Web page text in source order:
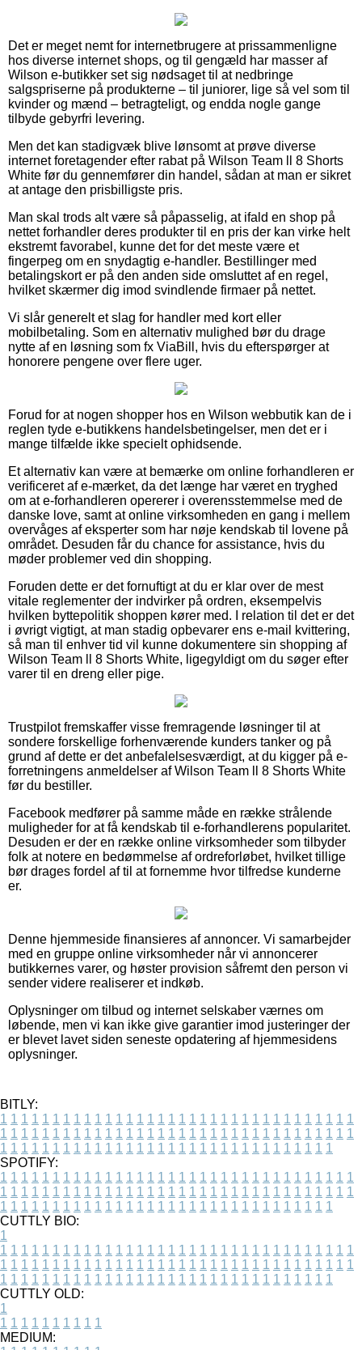
Det er meget nemt for internetbrugere at prissammenligne
hos diverse internet shops, og til gengæld har masser af
Wilson e-butikker set sig nødsaget til at nedbringe
salgspriserne på produkterne – til juniorer, lige så vel som til
kvinder og mænd – betragteligt, og endda nogle gange
tilbyde gebyrfri levering.
Men det kan stadigvæk blive lønsomt at prøve diverse
internet foretagender efter rabat på Wilson Team ll 8 Shorts
White før du gennemfører din handel, sådan at man er sikret
at antage den prisbilligste pris.
Man skal trods alt være så påpasselig, at ifald en shop på
nettet forhandler deres produkter til en pris der kan virke helt
ekstremt favorabel, kunne det for det meste være et
fingerpeg om en snydagtig e-handler. Bestillinger med
betalingskort er på den anden side omsluttet af en regel,
hvilket skærmer dig imod svindlende firmaer på nettet.
Vi slår generelt et slag for handler med kort eller
mobilbetaling. Som en alternativ mulighed bør du drage
nytte af en løsning som fx ViaBill, hvis du efterspørger at
honorere pengene over flere uger.
Forud for at nogen shopper hos en Wilson webbutik kan de i
reglen tyde e-butikkens handelsbetingelser, men det er i
mange tilfælde ikke specielt ophidsende.
Et alternativ kan være at bemærke om online forhandleren er
verificeret af e-mærket, da det længe har været en tryghed
om at e-forhandleren opererer i overensstemmelse med de
danske love, samt at online virksomheden en gang i mellem
overvåges af eksperter som har nøje kendskab til lovene på
området. Desuden får du chance for assistance, hvis du
møder problemer ved din shopping.
Foruden dette er det fornuftigt at du er klar over de mest
vitale reglementer der indvirker på ordren, eksempelvis
hvilken byttepolitik shoppen kører med. I relation til det er det
i øvrigt vigtigt, at man stadig opbevarer ens e-mail kvittering,
så man til enhver tid vil kunne dokumentere sin shopping af
Wilson Team ll 8 Shorts White, ligegyldigt om du søger efter
varer til en dreng eller pige.
Trustpilot fremskaffer visse fremragende løsninger til at
sondere forskellige forhenværende kunders tanker og på
grund af dette er det anbefalelsesværdigt, at du kigger på e-
forretningens anmeldelser af Wilson Team ll 8 Shorts White
før du bestiller.
Facebook medfører på samme måde en række strålende
muligheder for at få kendskab til e-forhandlerens popularitet.
Desuden er der en række online virksomheder som tilbyder
folk at notere en bedømmelse af ordreforløbet, hvilket tillige
bør drages fordel af til at fornemme hvor tilfredse kunderne
er.
Denne hjemmeside finansieres af annoncer. Vi samarbejder
med en gruppe online virksomheder når vi annoncerer
butikkernes varer, og høster provision såfremt den person vi
sender videre realiserer et indkøb.
Oplysninger om tilbud og internet selskaber værnes om
løbende, men vi kan ikke give garantier imod justeringer der
er blevet lavet siden seneste opdatering af hjemmesidens
oplysninger.
BITLY:
1 1 1 1 1 1 1 1 1 1 1 1 1 1 1 1 1 1 1 1 1 1 1 1 1 1 1 1 1 1 1 1 1 1
1 1 1 1 1 1 1 1 1 1 1 1 1 1 1 1 1 1 1 1 1 1 1 1 1 1 1 1 1 1 1 1 1 1
1 1 1 1 1 1 1 1 1 1 1 1 1 1 1 1 1 1 1 1 1 1 1 1 1 1 1 1 1 1 1 1
SPOTIFY:
1 1 1 1 1 1 1 1 1 1 1 1 1 1 1 1 1 1 1 1 1 1 1 1 1 1 1 1 1 1 1 1 1 1
1 1 1 1 1 1 1 1 1 1 1 1 1 1 1 1 1 1 1 1 1 1 1 1 1 1 1 1 1 1 1 1 1 1
1 1 1 1 1 1 1 1 1 1 1 1 1 1 1 1 1 1 1 1 1 1 1 1 1 1 1 1 1 1 1 1
CUTTLY BIO:
1
1 1 1 1 1 1 1 1 1 1 1 1 1 1 1 1 1 1 1 1 1 1 1 1 1 1 1 1 1 1 1 1 1 1
1 1 1 1 1 1 1 1 1 1 1 1 1 1 1 1 1 1 1 1 1 1 1 1 1 1 1 1 1 1 1 1 1 1
1 1 1 1 1 1 1 1 1 1 1 1 1 1 1 1 1 1 1 1 1 1 1 1 1 1 1 1 1 1 1 1
CUTTLY OLD:
1
1 1 1 1 1 1 1 1 1 1
MEDIUM: